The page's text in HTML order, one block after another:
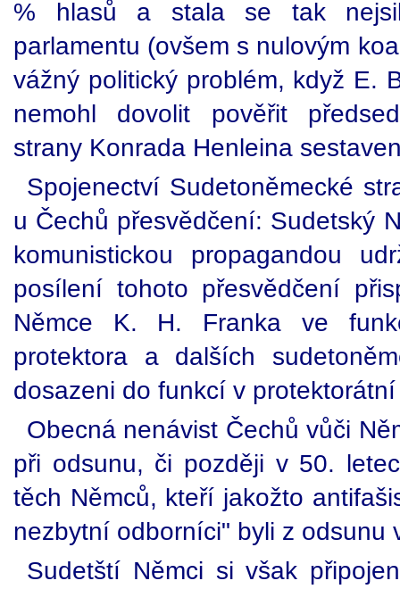
% hlasů a stala se tak
parlamentu (ovšem s nulovým
vážný politický problém, když E.
nemohl dovolit pověřit
strany Konrada Henleina
Spojenectví Sudetoněmecké
u Čechů přesvědčení: Sudetský
komunistickou propagandou
posílení tohoto přesvědčení
Němce K. H. Franka ve
protektora a dalších
dosazeni do funkcí v
Obecná nenávist Čechů vůči
při odsunu, či později v 50.
těch Němců, kteří jakožto
nezbytní odborníci" byli z odsunu
Sudetští Němci si však